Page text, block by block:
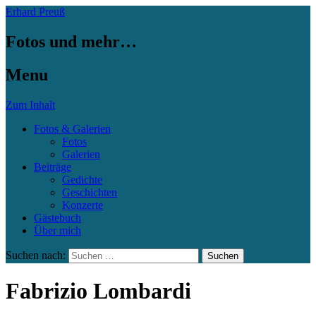
Erhard Preuß
Fotos und mehr…
Menu
Zum Inhalt
Fotos & Galerien
Fotos
Galerien
Beiträge
Gedichte
Geschichten
Konzerte
Gästebuch
Über mich
Suchen nach:
Fabrizio Lombardi